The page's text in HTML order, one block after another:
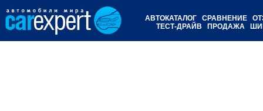
АВТОКАТАЛОГ СРАВНЕНИЕ
ТЕСТ-ДРАЙВ
ПРОДАЖА